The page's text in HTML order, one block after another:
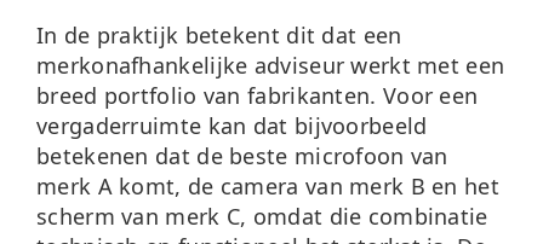
In de praktijk betekent dit dat een
merkonafhankelijke adviseur werkt met een
breed portfolio van fabrikanten. Voor een
vergaderruimte kan dat bijvoorbeeld
betekenen dat de beste microfoon van
merk A komt, de camera van merk B en het
scherm van merk C, omdat die combinatie